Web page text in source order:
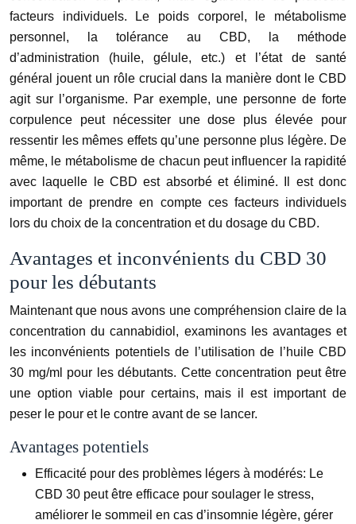
facteurs individuels. Le poids corporel, le métabolisme
personnel, la tolérance au CBD, la méthode
d’administration (huile, gélule, etc.) et l’état de santé
général jouent un rôle crucial dans la manière dont le CBD
agit sur l’organisme. Par exemple, une personne de forte
corpulence peut nécessiter une dose plus élevée pour
ressentir les mêmes effets qu’une personne plus légère. De
même, le métabolisme de chacun peut influencer la rapidité
avec laquelle le CBD est absorbé et éliminé. Il est donc
important de prendre en compte ces facteurs individuels
lors du choix de la concentration et du dosage du CBD.
Avantages et inconvénients du CBD 30
pour les débutants
Maintenant que nous avons une compréhension claire de la
concentration du cannabidiol, examinons les avantages et
les inconvénients potentiels de l’utilisation de l’huile CBD
30 mg/ml pour les débutants. Cette concentration peut être
une option viable pour certains, mais il est important de
peser le pour et le contre avant de se lancer.
Avantages potentiels
Efficacité pour des problèmes légers à modérés: Le
CBD 30 peut être efficace pour soulager le stress,
améliorer le sommeil en cas d’insomnie légère, gérer